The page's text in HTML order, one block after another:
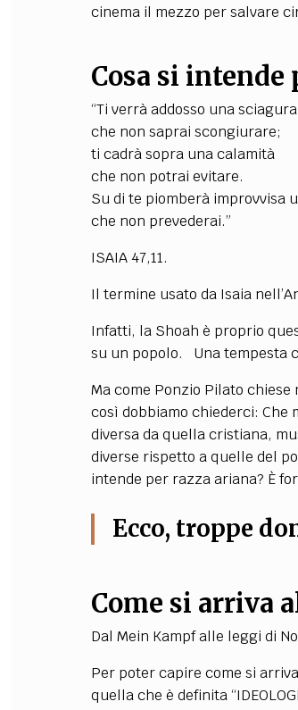
cinema il mezzo per salvare
Cosa si intende
“Ti verrà addosso una
che non saprai scongiurare;
ti cadrà sopra una calamità
che non potrai evitare.
Su di te piomberà improvvisa
che non prevederai.”
ISAIA 47,11.
Il termine usato da Isaia
Infatti, la Shoah è proprio
su un popolo. Una tempesta
Ma come Ponzio Pilato chiese
così dobbiamo chiederci: Che
diversa da quella cristiana,
diverse rispetto a quelle del
intende per razza ariana? È
Ecco, troppe
Come si arriva
Dal Mein Kampf alle leggi di
Per poter capire come si
quella che è definita